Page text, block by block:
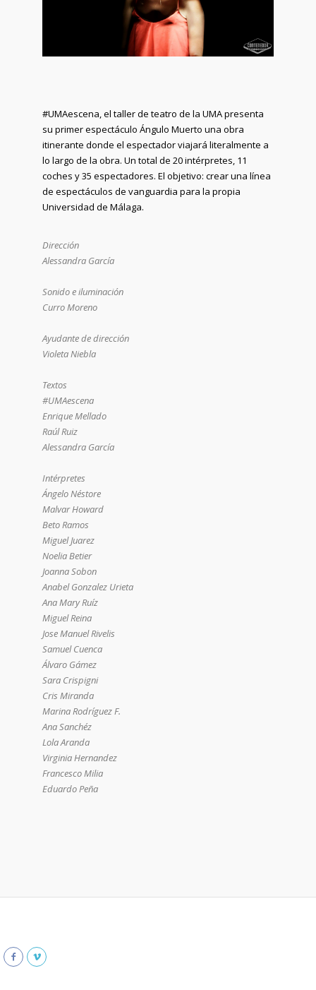
#UMAescena, el taller de teatro de la UMA presenta
su primer espectáculo Ángulo Muerto una obra
itinerante donde el espectador viajará literalmente a
lo largo de la obra. Un total de 20 intérpretes, 11
coches y 35 espectadores. El objetivo: crear una línea
de espectáculos de vanguardia para la propia
Universidad de Málaga.
Dirección
Alessandra García
Sonido e iluminación
Curro Moreno
Ayudante de dirección
Violeta Niebla
Textos
#UMAescena
Enrique Mellado
Raúl Ruiz
Alessandra García
Intérpretes
Ángelo Néstore
Malvar Howard
Beto Ramos
Miguel Juarez
Noelia Betier
Joanna Sobon
Anabel Gonzalez Urieta
Ana Mary Ruíz
Miguel Reina
Jose Manuel Rivelis
Samuel Cuenca
Álvaro Gámez
Sara Crispigni
Cris Miranda
Marina Rodríguez F.
Ana Sanchéz
Lola Aranda
Virginia Hernandez
Francesco Milia
Eduardo Peña